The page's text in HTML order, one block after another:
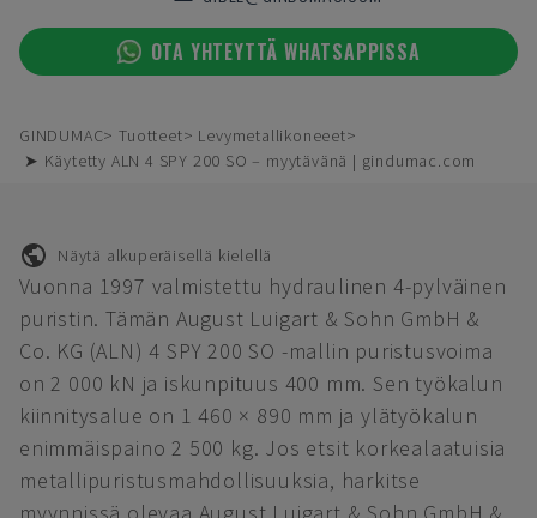
OTA YHTEYTTÄ WHATSAPPISSA
GINDUMAC Tuotteet
Levymetallikoneeet
➤ Käytetty ALN 4 SPY 200 SO – myytävänä | gindumac.com
Näytä alkuperäisellä kielellä
Vuonna 1997 valmistettu hydraulinen 4-pylväinen
puristin. Tämän August Luigart & Sohn GmbH &
Co. KG (ALN) 4 SPY 200 SO -mallin puristusvoima
on 2 000 kN ja iskunpituus 400 mm. Sen työkalun
kiinnitysalue on 1 460 × 890 mm ja ylätyökalun
enimmäispaino 2 500 kg. Jos etsit korkealaatuisia
metallipuristusmahdollisuuksia, harkitse